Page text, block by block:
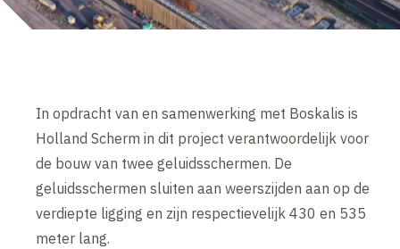
In opdracht van en samenwerking met Boskalis is
Holland Scherm in dit project verantwoordelijk voor
de bouw van twee geluidsschermen. De
geluidsschermen sluiten aan weerszijden aan op de
verdiepte ligging en zijn respectievelijk 430 en 535
meter lang.